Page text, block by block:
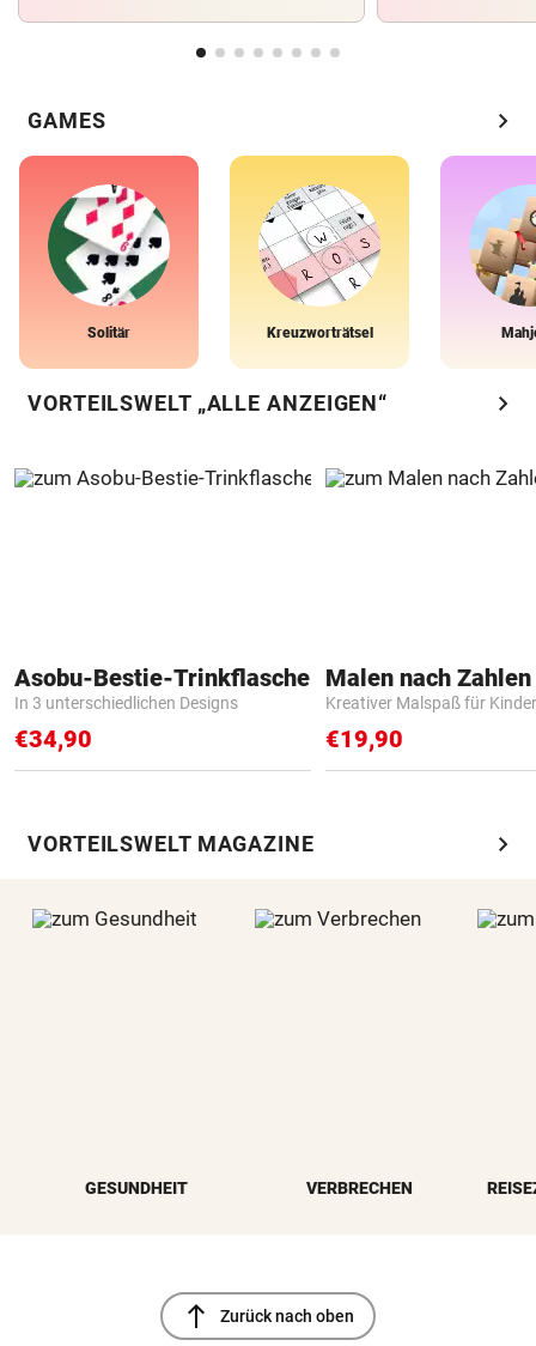
GAMES chevron_right
Solitär Kreuzworträtsel
VORTEILSWELT „ALLE ANZEIGEN“ chevron_right
Asobu-Bestie-Trinkflasche
In 3 unterschiedlichen Designs
€34,90
Kreativer Malspaß für Kinder
€19,90
VORTEILSWELT MAGAZINE chevron_right
GESUNDHEIT VERBRECHEN
north Zurück nach oben